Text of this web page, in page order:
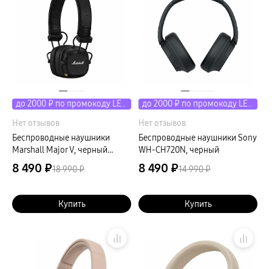
пвз
сплит
Уценка
до 2000 ₽ по промокоду LETO
Нет отзывов
Беспроводные наушники
Marshall Major V, черный
(Black)
8 490 ₽18 990 ₽
Купить
до 2000 ₽ по промокоду LETO
Нет отзывов
Беспроводные наушники Sony
WH-CH720N, черный
8 490 ₽14 990 ₽
Купить